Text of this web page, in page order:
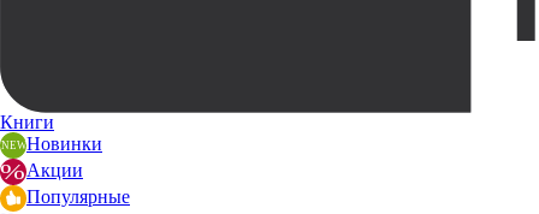
Книги
Новинки
Акции
Популярные